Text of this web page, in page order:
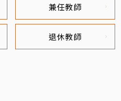
兼任教師
退休教師